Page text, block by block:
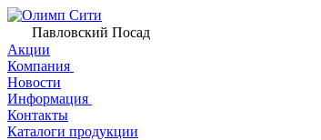
Павловский Посад
Акции
Компания
Новости
Информация
Контакты
Каталоги продукции